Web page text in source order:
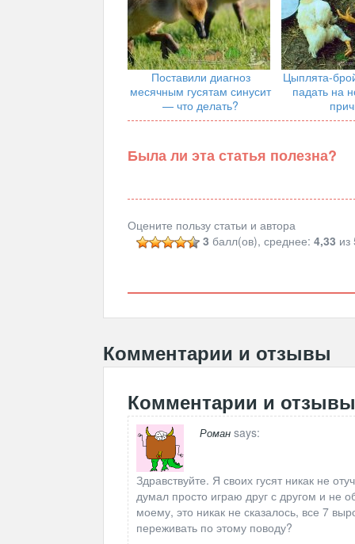
Поставили диагноз
месячным гусятам синусит
— что делать?
Цыплята-
падать на
Была ли эта статья полезна?
Оцените пользу статьи и автора
3 балл(ов), среднее:4,33 из
Комментарии и отзывы
Комментарии и отзывы
Роман says:
Здравствуйте. Я своих гусят никак не
думал просто играю друг с другом и не
моему, это никак не сказалось, все 7
переживать по этому поводу?